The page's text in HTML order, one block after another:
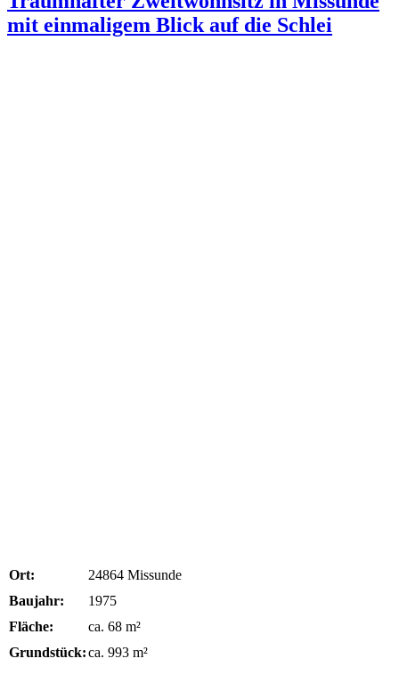
mit einmaligem Blick auf die Schlei
Ort:
24864 Missunde
Baujahr:
1975
Fläche:
ca. 68 m²
Grundstück:ca. 993 m²